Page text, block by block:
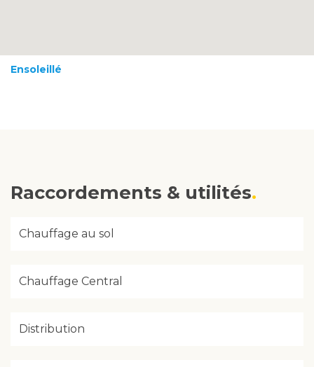
Ensoleillé
Raccordements & utilités
Chauffage au sol
Chauffage Central
Distribution